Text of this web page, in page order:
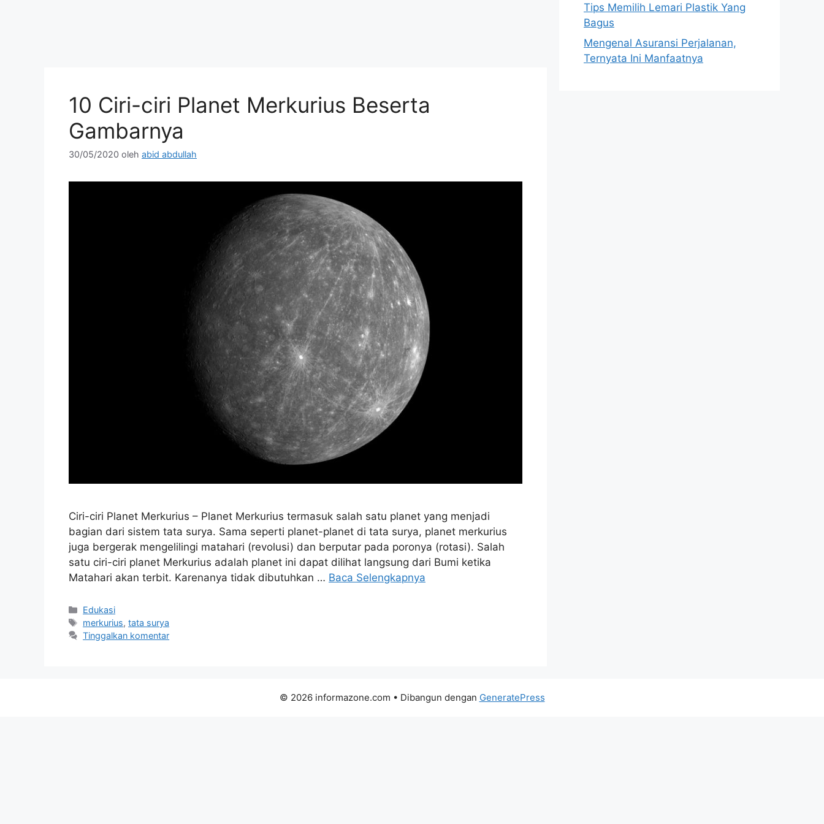
10 Ciri-ciri Planet Merkurius Beserta
Gambarnya
30/05/2020 oleh abid abdullah
Ciri-ciri Planet Merkurius – Planet Merkurius termasuk salah satu planet yang menjadi
bagian dari sistem tata surya. Sama seperti planet-planet di tata surya, planet merkurius
juga bergerak mengelilingi matahari (revolusi) dan berputar pada poronya (rotasi). Salah
satu ciri-ciri planet Merkurius adalah planet ini dapat dilihat langsung dari Bumi ketika
Matahari akan terbit. Karenanya tidak dibutuhkan … Baca Selengkapnya
Kategori
Edukasi
Tag
merkurius,tata surya
Tinggalkan komentar
Tips Memilih Lemari Plastik Yang
Bagus
Mengenal Asuransi Perjalanan,
Ternyata Ini Manfaatnya
© 2026 informazone.com • Dibangun dengan GeneratePress